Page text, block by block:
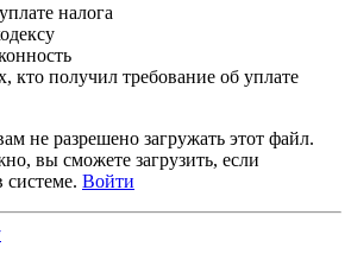
налога
кто получил требование об уплате
не разрешено загружать этот файл.
вы сможете загрузить, если
системе. Войти